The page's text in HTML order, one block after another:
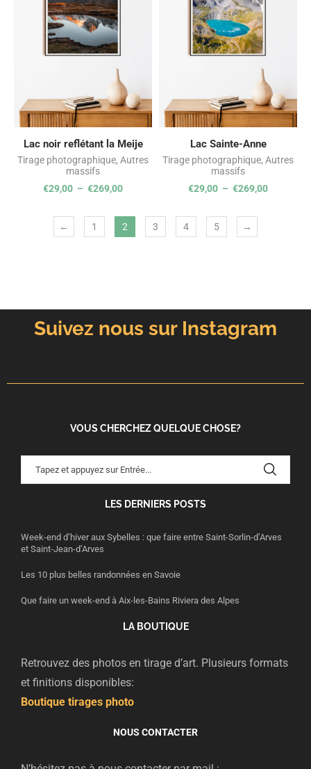
Lac noir reflétant la Meije
Tirage photographique, Autres
massifs
€29,00 – €269,00
Lac Sainte-Anne
Tirage photographique, Autres
massifs
€29,00 – €269,00
← 1 2 3 4 5 →
Suivez nous sur Instagram
VOUS CHERCHEZ QUELQUE CHOSE?
LES DERNIERS POSTS
Week-end d’hiver aux Sybelles : que faire entre Saint-Sorlin-d’Arves
et Saint-Jean-d’Arves
Les 10 plus belles randonnées en Savoie
Que faire un week-end à Aix-les-Bains Riviera des Alpes
LA BOUTIQUE
Retrouvez des photos en tirage d’art. Plusieurs formats
et finitions disponibles:
Boutique tirages photo
NOUS CONTACTER